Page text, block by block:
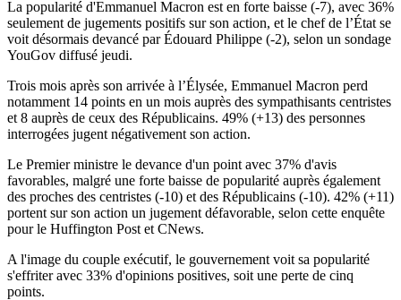
La popularité d'Emmanuel Macron est en forte baisse (-7), avec 36%
seulement de jugements positifs sur son action, et le chef de l’État se
voit désormais devancé par Édouard Philippe (-2), selon un sondage
YouGov diffusé jeudi.
Trois mois après son arrivée à l’Élysée, Emmanuel Macron perd
notamment 14 points en un mois auprès des sympathisants centristes
et 8 auprès de ceux des Républicains. 49% (+13) des personnes
interrogées jugent négativement son action.
Le Premier ministre le devance d'un point avec 37% d'avis
favorables, malgré une forte baisse de popularité auprès également
des proches des centristes (-10) et des Républicains (-10). 42% (+11)
portent sur son action un jugement défavorable, selon cette enquête
pour le Huffington Post et CNews.
A l'image du couple exécutif, le gouvernement voit sa popularité
s'effriter avec 33% d'opinions positives, soit une perte de cinq
points.